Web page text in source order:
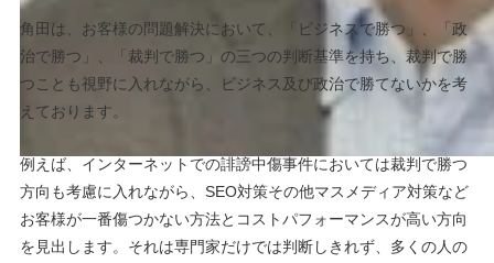
角田は、お客様の問題解決において、「ビジネスで勝つ」、「政
治で勝つ」、「裁判で勝つ」の三つの判断基準を持ち、裁判で勝
つことも視野に入れながら、ビジネス及び政治で勝てないかを考
えております。
例えば、インターネットでの誹謗中傷事件においては裁判で勝つ
方向も考慮に入れながら、SEO対策その他マスメディア対策など
お客様が一番傷つかない方法とコストパフォーマンスが高い方向
を見出します。それは専門家だけでは判断しきれず、多くの人の